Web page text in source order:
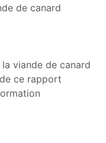
de canard
viande de canard
ce rapport